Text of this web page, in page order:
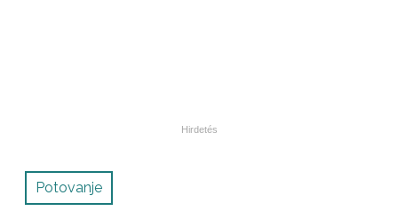
Potovanje